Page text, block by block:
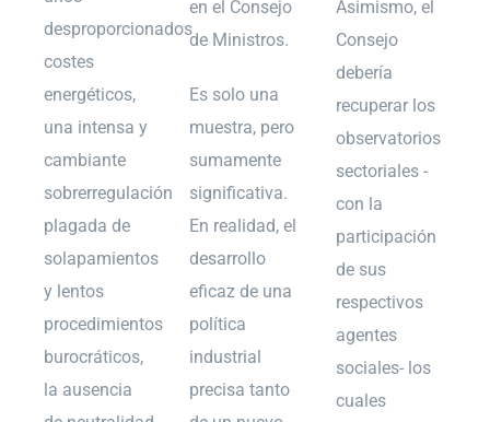
desproporcionados
costes
energéticos,
una intensa y
cambiante
sobrerregulación
plagada de
solapamientos
y lentos
procedimientos
burocráticos,
la ausencia
en el Consejo
de Ministros.
Es solo una
muestra, pero
sumamente
significativa.
En realidad, el
desarrollo
eficaz de una
política
industrial
precisa tanto
Asimismo, el
Consejo
debería
recuperar los
observatorios
sectoriales -
con la
participación
de sus
respectivos
agentes
sociales- los
cuales